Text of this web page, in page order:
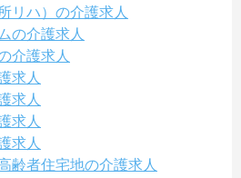
リハ）の介護求人
の介護求人
介護求人
求人
求人
求人
求人
齢者住宅地の介護求人